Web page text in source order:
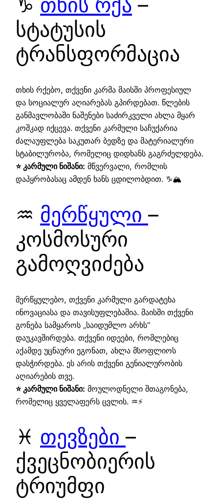
სტატუსის
ტრანსფორმაცია
თხის რქებო, თქვენი კარმა მაისში პროფესიულ
და სოციალურ აღიარებას გპირდებათ. წლების
განმავლობაში ნაშენები საძირკველი ახლა მყარ
კოშკად იქცევა. თქვენი კარმული საჩუქარია
ძალაუფლება საკუთარ ბედზე და მატერიალური
სტაბილურობა, რომელიც დიდხანს გაგრძელდება.
⭐ კარმული ნიშანი: მწვერვალი, რომლის
დაპყრობასაც ამდენ ხანს ცდილობდით. ♑🏔️
♒ მერწყული –
კოსმოსური
გამოღვიძება
მერწყულებო, თქვენი კარმული გარდატეხა
ინოვაციასა და თავისუფლებაშია. მაისში თქვენი
გონება სამყაროს „საიდუმლო არხს“
დაუკავშირდება. თქვენი იდეები, რომლებიც
აქამდე უცნაური ეგონათ, ახლა მსოფლიოს
დასჭირდება. ეს არის თქვენი გენიალურობის
აღიარების თვე.
⭐ კარმული ნიშანი: მოულოდნელი შთაგონება,
რომელიც ყველაფერს ცვლის. ♒⚡
♓ თევზები –
ქვეცნობიერის
ტრიუმფი